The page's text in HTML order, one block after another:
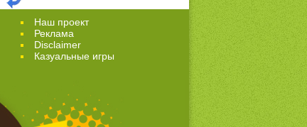
Наш проект
Реклама
Disclaimer
Казуальные игры